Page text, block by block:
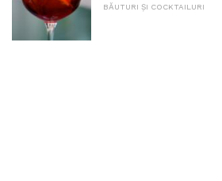
BĂUTURI ȘI COCKTAILURI